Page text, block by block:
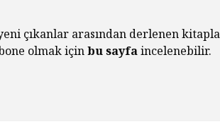
çıkanlar arasından derlenen
olmak içinbu sayfaincelenebilir.
muydu?
Hiç